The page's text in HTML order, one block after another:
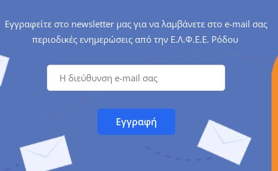
Εγγραφείτε στο newsletter μας για να λαμβάνετε στο e-mail σας
περιοδικές ενημερώσεις από την Ε.Λ.Φ.Ε.Ε. Ρόδου